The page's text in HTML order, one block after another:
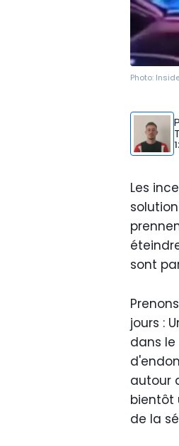
Photo:
Les
sont
jours :
dans
autour
bientôt
de la